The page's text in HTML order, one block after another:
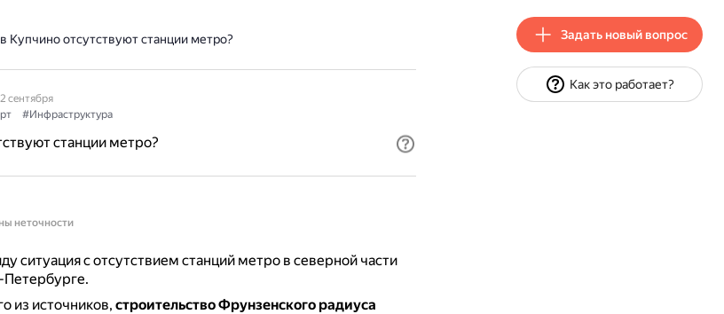
Купчино отсутствуют станции метро?
сентября
#Инфраструктура
станции метро?
неточности
ситуация с отсутствием станций метро в северной части
Петербурге.
из источников, строительство Фрунзенского радиуса
Задать новый вопрос
Как это работает?